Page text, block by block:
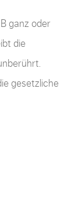
ganz oder
die
gesetzliche